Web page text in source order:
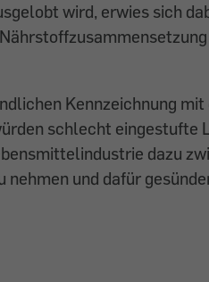
wird, erwies sich
Kennzeichnung
schlecht eingestufte
dazu
und dafür